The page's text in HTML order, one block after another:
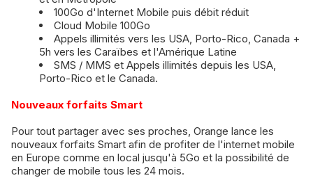
100Go d'Internet Mobile puis débit réduit
Cloud Mobile 100Go
Appels illimités vers les USA, Porto-Rico, Canada +
5h vers les Caraïbes et l'Amérique Latine
SMS / MMS et Appels illimités depuis les USA,
Porto-Rico et le Canada.
Nouveaux forfaits Smart
​Pour tout partager avec ses proches, Orange lance les
nouveaux forfaits Smart afin de profiter de l'internet mobile
en Europe comme en local jusqu'à 5Go et la possibilité de
changer de mobile tous les 24 mois.